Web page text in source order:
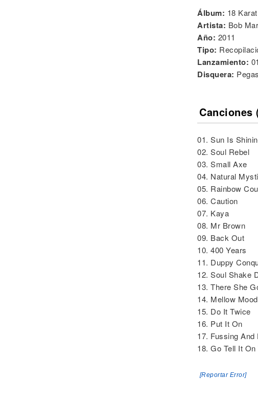
Álbum: 18
Artista: Bob
Año: 2011
Tipo:
Lanzamiento:
Disquera:
Canciones
01. Sun Is
02. Soul Rebel
03. Small Axe
04. Natural
05. Rainbow
06. Caution
07. Kaya
08. Mr Brown
09. Back Out
10. 400 Years
11. Duppy
12. Soul Shake
13. There She
14. Mellow Mood
15. Do It Twice
16. Put It On
17. Fussing And
18. Go Tell It
[Reportar Error]